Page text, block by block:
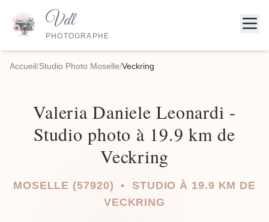
Vdl
PHOTOGRAPHE
Accueil/Studio Photo Moselle/Veckring
Valeria Daniele Leonardi -
Studio photo à 19.9 km de
Veckring
MOSELLE (57920) • STUDIO À 19.9 KM DE
VECKRING